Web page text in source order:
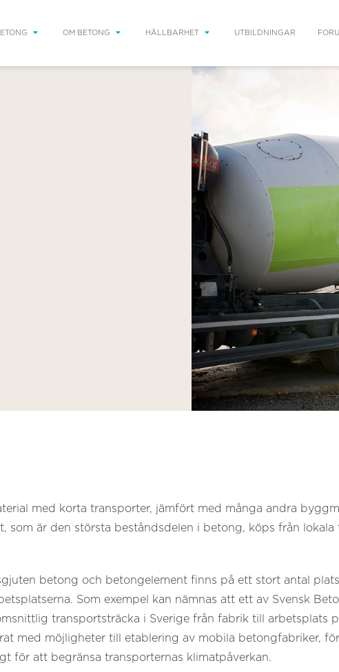
OM BETONG HÅLLBARHET UTBILDNINGAR
med korta transporter, jämfört med många andra
som är den största beståndsdelen i betong, köps från
betong och betongelement finns på ett stort antal
Som exempel kan nämnas att ett av Svensk
transportsträcka i Sverige från fabrik till arbetsplats
med möjligheter till etablering av mobila betongfabriker,
för att begränsa transporternas klimatpåverkan.